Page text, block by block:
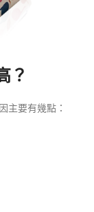
？
主要有幾點：